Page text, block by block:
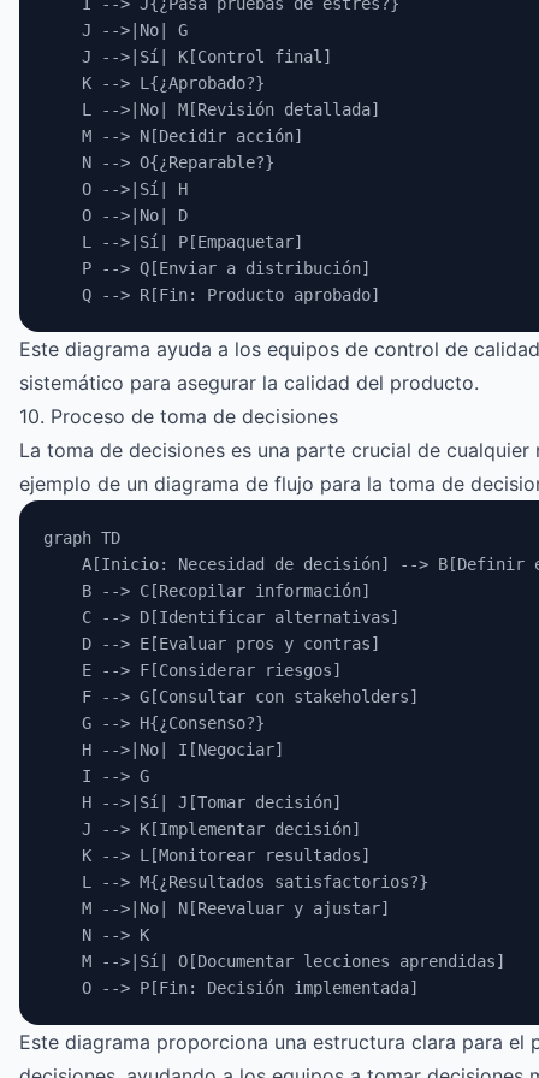
    J -->|No| G
    J -->|Sí| K[Control final]
    K --> L{¿Aprobado?}
    L -->|No| M[Revisión detallada]
    M --> N[Decidir acción]
    N --> O{¿Reparable?}
    O -->|Sí| H
    O -->|No| D
    L -->|Sí| P[Empaquetar]
    P --> Q[Enviar a distribución]
    Q --> R[Fin: Producto aprobado]
Este diagrama ayuda a los equipos de control de
sistemático para asegurar la calidad del producto.
10. Proceso de toma de decisiones
La toma de decisiones es una parte crucial de cualquier
ejemplo de un diagrama de flujo para la toma de
graph TD
A[Inicio: Necesidad de decisión] --> B[Definir
    B --> C[Recopilar información]
    C --> D[Identificar alternativas]
    D --> E[Evaluar pros y contras]
    E --> F[Considerar riesgos]
    F --> G[Consultar con stakeholders]
    G --> H{¿Consenso?}
    H -->|No| I[Negociar]
    I --> G
    H -->|Sí| J[Tomar decisión]
    J --> K[Implementar decisión]
    K --> L[Monitorear resultados]
    L --> M{¿Resultados satisfactorios?}
    M -->|No| N[Reevaluar y ajustar]
    N --> K
    M -->|Sí| O[Documentar lecciones aprendidas]
    O --> P[Fin: Decisión implementada]
Este diagrama proporciona una estructura clara para el